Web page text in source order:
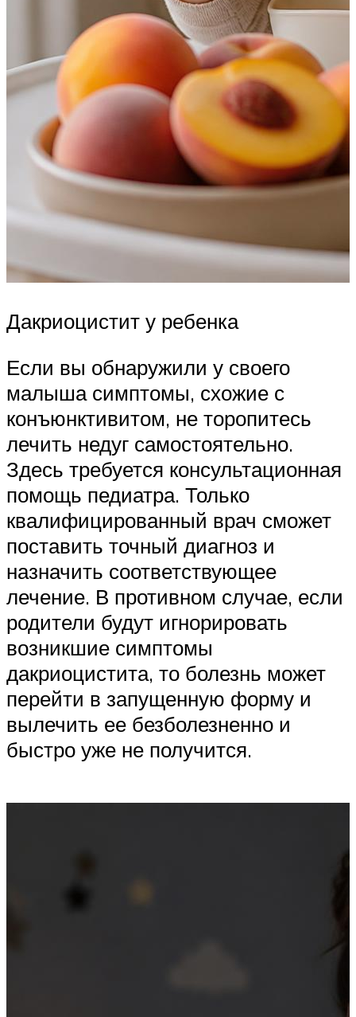
Дакриоцистит у ребенка
Если вы обнаружили у своего
малыша симптомы, схожие с
конъюнктивитом, не торопитесь
лечить недуг самостоятельно.
Здесь требуется консультационная
помощь педиатра. Только
квалифицированный врач сможет
поставить точный диагноз и
назначить соответствующее
лечение. В противном случае, если
родители будут игнорировать
возникшие симптомы
дакриоцистита, то болезнь может
перейти в запущенную форму и
вылечить ее безболезненно и
быстро уже не получится.